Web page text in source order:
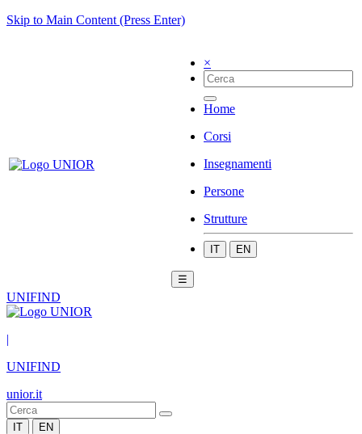
Skip to Main Content (Press Enter)
×
Home
Corsi
Insegnamenti
Persone
Strutture
IT EN
☰
UNIFIND
|
UNIFIND
unior.it
IT EN